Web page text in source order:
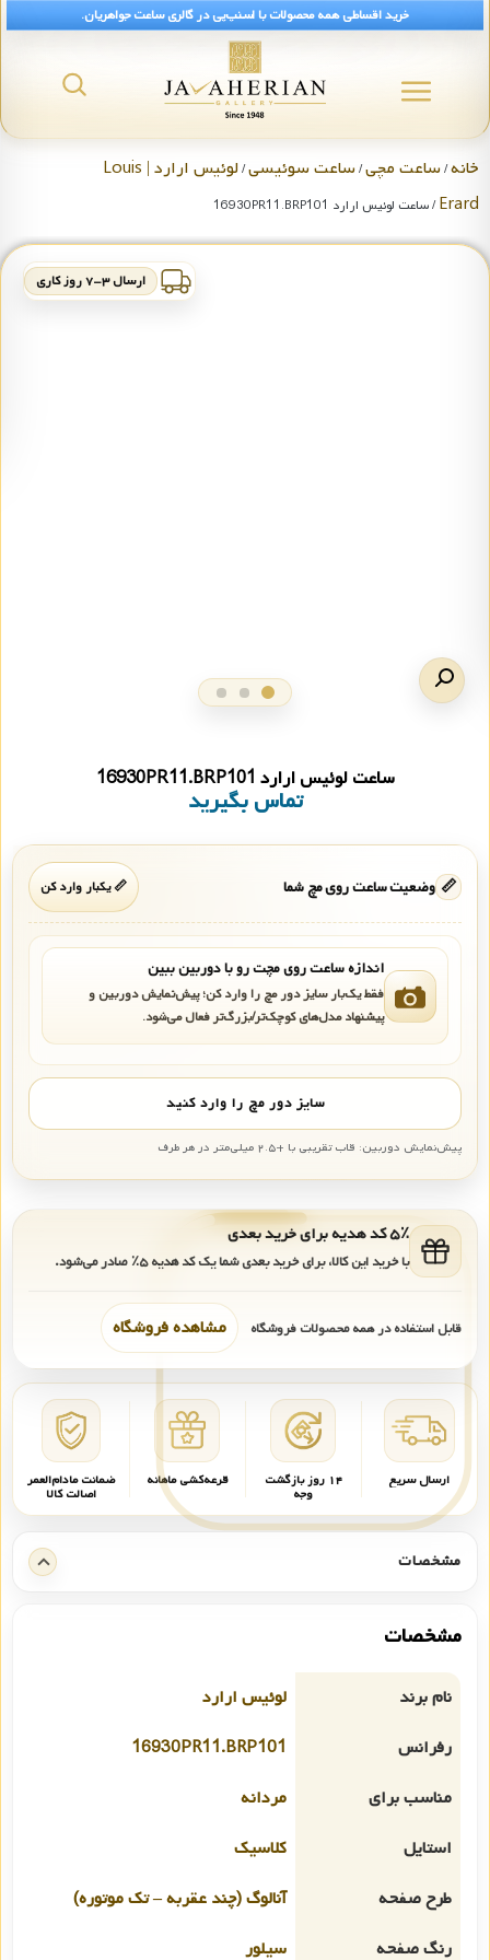
خرید اقساطی همه محصولات با اسنپ‌پی در گالری ساعت جواهریان.
خانه/ساعت مچی/ساعت سوئیسی/
لوئیس ارارد | Louis
Erard/ ساعت لوئیس ارارد 16930PR11.BRP101
ارسال ۳-۷ روز کاری
ساعت لوئیس ارارد 16930PR11.BRP101
تماس بگیرید
📏 وضعیت ساعت روی مچ شما 📏 یکبار وارد کن
اندازه ساعت روی مچت رو با دوربین ببین
فقط یک‌بار سایز دور مچ را وارد کن؛ پیش‌نمایش دوربین و
پیشنهاد مدل‌های کوچک‌تر/بزرگ‌تر فعال می‌شود.
سایز دور مچ را وارد کنید
پیش‌نمایش دوربین: قاب تقریبی با +۲.۵ میلی‌متر در هر طرف
۵٪ کد هدیه برای خرید بعدی
با خرید این کالا، برای خرید بعدی شما یک کد هدیه۵٪ صادر می‌شود.
قابل استفاده در همه محصولات فروشگاه مشاهده فروشگاه
ارسال سریع ۱۴ روز بازگشت
وجه
قرعه‌کشی ماهانه ضمانت مادام‌العمر
اصالت کالا
مشخصات
مشخصات
نام برند
لوئیس ارارد
رفرانس
16930PR11.BRP101
مناسب برای
مردانه
استایل
کلاسیک
طرح صفحه
آنالوگ (چند عقربه – تک موتوره)
رنگ صفحه
سیلور